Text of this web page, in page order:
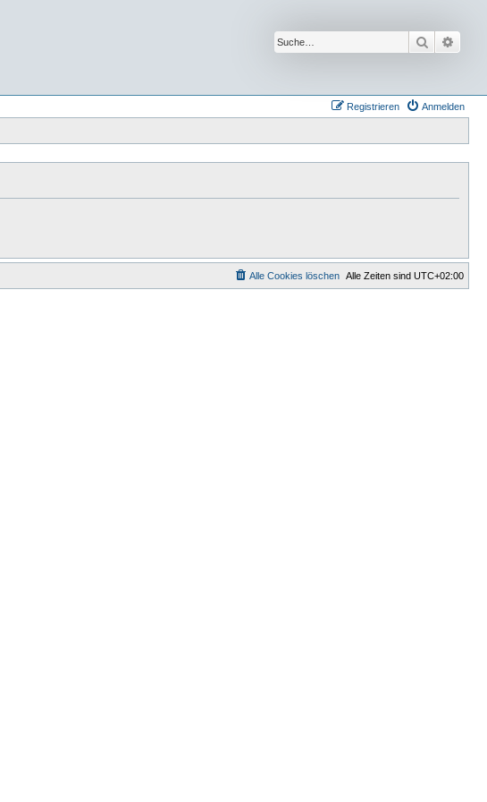
Suche
Anmelden
Registrieren
Alle Zeiten sind UTC+02:00
Alle Cookies löschen